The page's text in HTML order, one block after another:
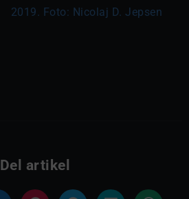
2019. Foto: Nicolaj D. Jepsen
Del artikel